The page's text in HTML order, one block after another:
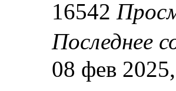
16542
Последнее
08 фев